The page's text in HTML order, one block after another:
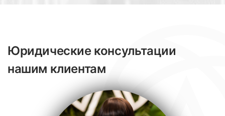
Юридические консультации
нашим клиентам